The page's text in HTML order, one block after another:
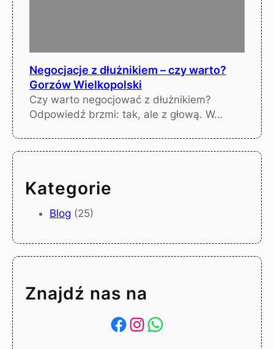
Negocjacje z dłużnikiem – czy warto?
Gorzów Wielkopolski
Czy warto negocjować z dłużnikiem?
Odpowiedź brzmi: tak, ale z głową. W…
Kategorie
Blog (25)
Znajdź nas na
Facebook Instagram WhatsApp